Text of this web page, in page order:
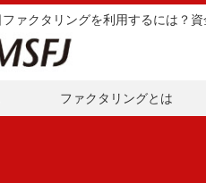
ファクタリングとは